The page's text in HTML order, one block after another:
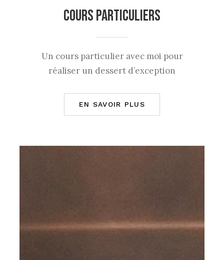
Cours Particuliers
Un cours particulier avec moi pour
réaliser un dessert d’exception
EN SAVOIR PLUS